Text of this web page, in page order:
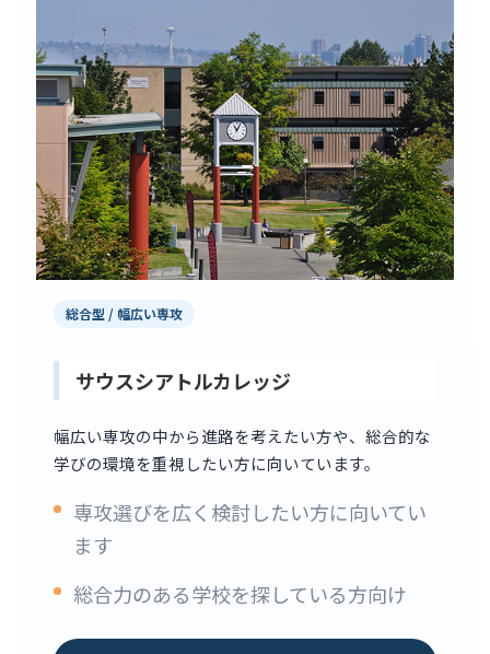
総合型 / 幅広い専攻
サウスシアトルカレッジ
幅広い専攻の中から進路を考えたい方や、総合的な
学びの環境を重視したい方に向いています。
専攻選びを広く検討したい方に向いてい
ます
総合力のある学校を探している方向け